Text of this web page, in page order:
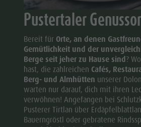
Pustertaler
Bereit für Orte, an denen
Gemütlichkeit und der
Berge seit jeher zu Hause sind?
hast, die zahlreichen Cafés,
Berg- und Almhütten unserer
warten nur darauf, dich mit ihren
verwöhnen! Angefangen bei
Pusterer Tirtlan über
Bauerngröstl oder gebratene